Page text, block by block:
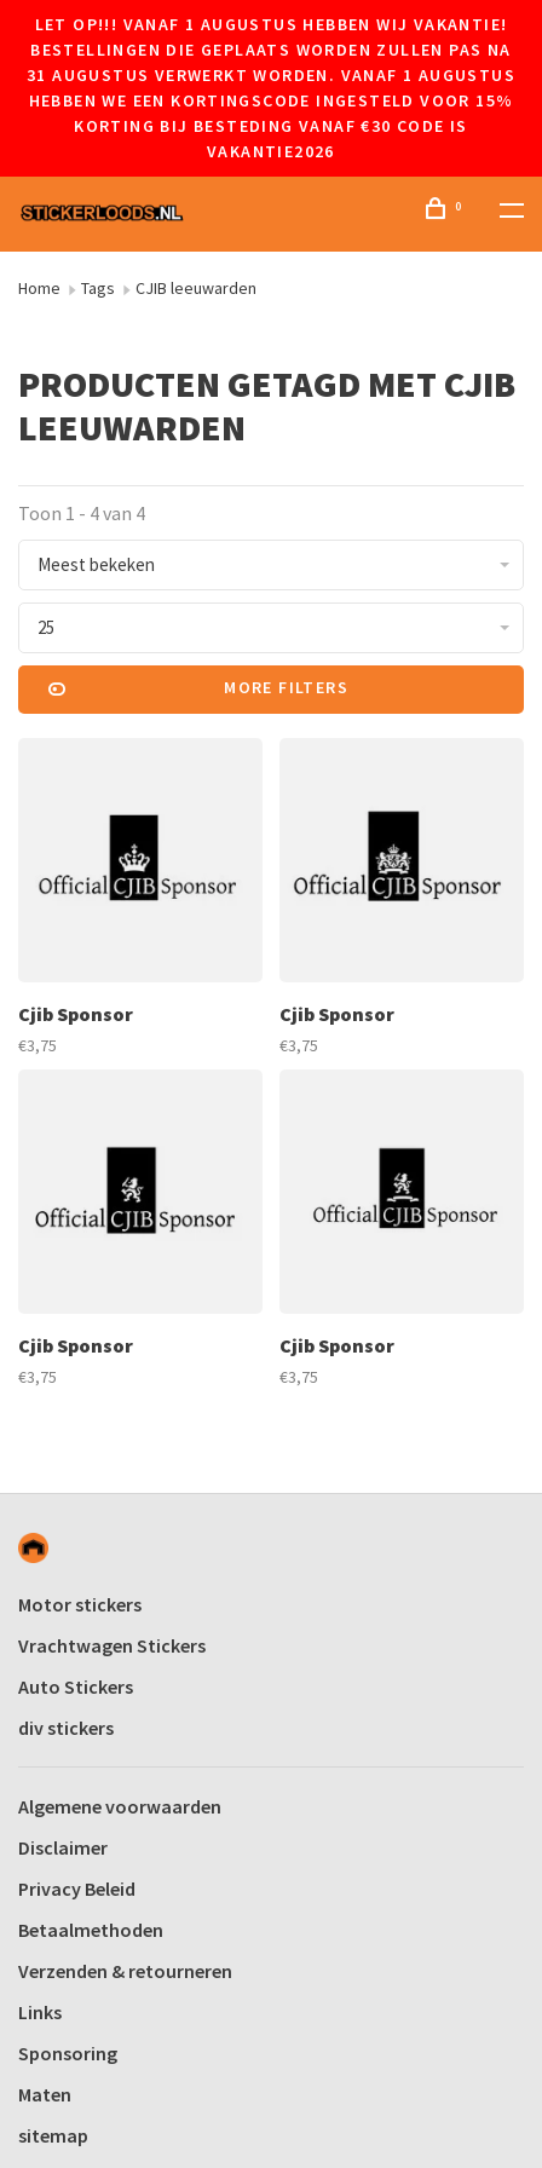
LET OP!!! VANAF 1 AUGUSTUS HEBBEN WIJ VAKANTIE!
BESTELLINGEN DIE GEPLAATS WORDEN ZULLEN PAS NA
31 AUGUSTUS VERWERKT WORDEN. VANAF 1 AUGUSTUS
HEBBEN WE EEN KORTINGSCODE INGESTELD VOOR 15%
KORTING BIJ BESTEDING VANAF €30 CODE IS
VAKANTIE2026
0
Home Tags CJIB leeuwarden
PRODUCTEN GETAGD MET CJIB
LEEUWARDEN
Toon 1 - 4 van 4
Meest bekeken
25
MORE FILTERS
Cjib Sponsor
€3,75
Cjib Sponsor
€3,75
Cjib Sponsor
€3,75
Cjib Sponsor
€3,75
Motor stickers
Vrachtwagen Stickers
Auto Stickers
div stickers
Algemene voorwaarden
Disclaimer
Privacy Beleid
Betaalmethoden
Verzenden & retourneren
Links
Sponsoring
Maten
sitemap